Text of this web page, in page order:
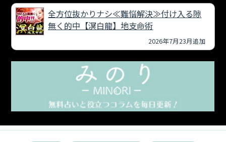
全方位抜かりナシ≪難悩解決≫付け入る隙
無く的中【溟白龍】地支命術
2026年7月23月追加